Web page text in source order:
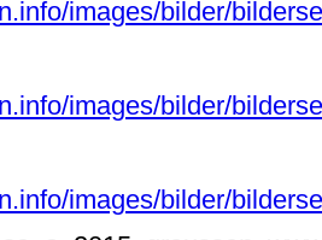
images/bilder/
images/bilder/
images/bilder/